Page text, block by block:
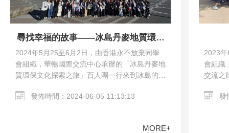
尋找幸福的故事——冰島丹麥地質環保
文化探索之旅
2024年5月25至6月2日，由香港永不放棄同學
會組織，華暢國際交流中心承辦的「冰島丹麥地
質環保文化探索之旅」百人團一行來到冰島的雷
哈根市區、Harpa…
發怖時間：2024-06-05 11:13:13
MORE+
2023
會組織
交流之
教堂發